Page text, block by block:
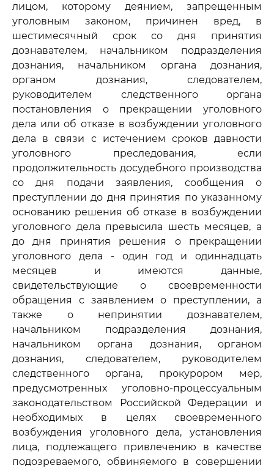
лицом, которому деянием, запрещенным
уголовным законом, причинен вред, в
шестимесячный срок со дня принятия
дознавателем, начальником подразделения
дознания, начальником органа дознания,
органом дознания, следователем,
руководителем следственного органа
постановления о прекращении уголовного
дела или об отказе в возбуждении уголовного
дела в связи с истечением сроков давности
уголовного преследования, если
продолжительность досудебного производства
со дня подачи заявления, сообщения о
преступлении до дня принятия по указанному
основанию решения об отказе в возбуждении
уголовного дела превысила шесть месяцев, а
до дня принятия решения о прекращении
уголовного дела - один год и одиннадцать
месяцев и имеются данные,
свидетельствующие о своевременности
обращения с заявлением о преступлении, а
также о непринятии дознавателем,
начальником подразделения дознания,
начальником органа дознания, органом
дознания, следователем, руководителем
следственного органа, прокурором мер,
предусмотренных уголовно-процессуальным
законодательством Российской Федерации и
необходимых в целях своевременного
возбуждения уголовного дела, установления
лица, подлежащего привлечению в качестве
подозреваемого, обвиняемого в совершении